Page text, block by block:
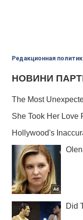
Редакционная